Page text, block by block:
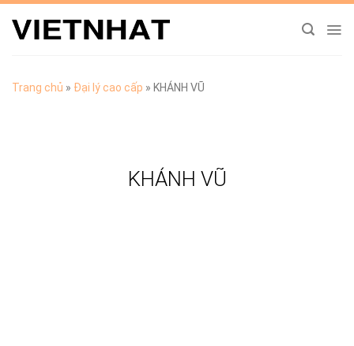
Chuyển
đến
Trang chủ » Đại lý cao cấp » KHÁNH VŨ
KHÁNH VŨ